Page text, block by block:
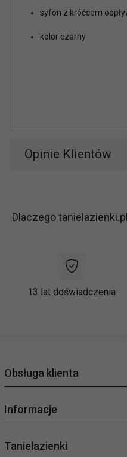
syfon z króćcem
kolor czarny
Opinie Klientów
Dlaczego tanielazienki.pl
13 lat doświadczenia
Obsługa klienta
Informacje
Tanielazienki